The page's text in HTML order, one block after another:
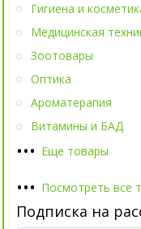
••• Еще товары
Гигиена и
Медицинская
Зоотовары
Оптика
Ароматерапия
Витамины и БАД
••• Посмотреть все
Подписка на